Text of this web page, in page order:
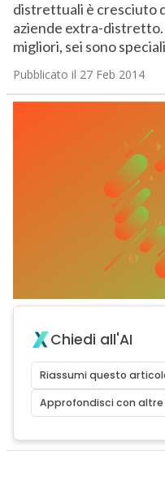
distrettuali è cresciuto
aziende extra-
migliori, sei sono
Pubblicato il 27 Feb 2014
Chiedi all'AI
Riassumi questo
Approfondisci con